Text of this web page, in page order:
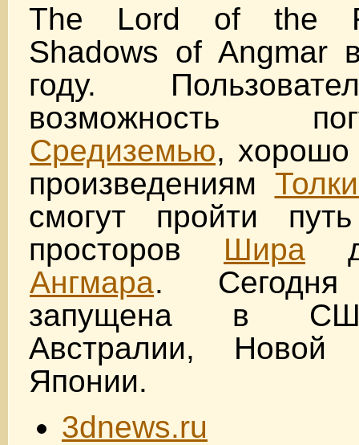
The Lord of the
Shadows of Angmar
году.
возможность
Средиземью, хорошо
произведениям
смогут пройти
просторов Шира
Ангмара.
запущена в
Австралии,
Японии.
3dnews.ru